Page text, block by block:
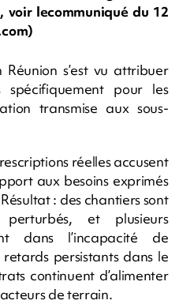
lecommuniqué du 12
s’est vu attribuer
spécifiquement pour les
transmise aux sous-
réelles accusent
aux besoins exprimés
: des chantiers sont
et plusieurs
dans l’incapacité de
persistants dans le
continuent d’alimenter
de terrain.